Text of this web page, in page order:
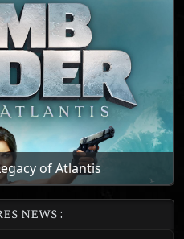
of Atlantis
news :